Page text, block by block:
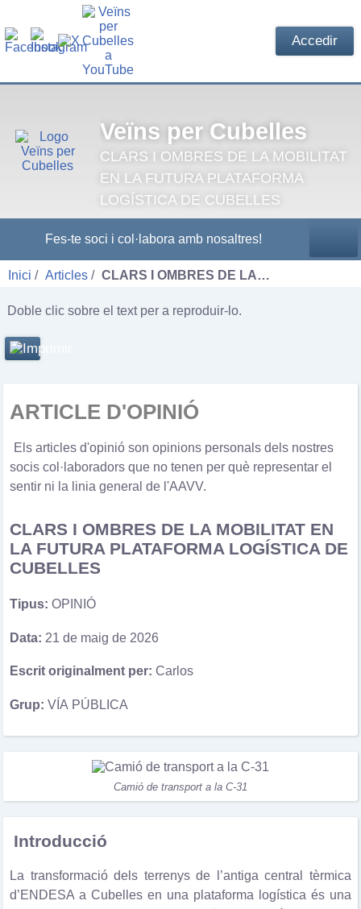
Accedir
Veïns per Cubelles
CLARS I OMBRES DE LA MOBILITAT
EN LA FUTURA PLATAFORMA
LOGÍSTICA DE CUBELLES
Fes-te soci i col·labora amb nosaltres!
Inici Articles CLARS I OMBRES DE LA…
Doble clic sobre el text per a reproduir-lo.
ARTICLE D'OPINIÓ
Els articles d'opinió son opinions personals dels nostres
socis col·laboradors que no tenen per què representar el
sentir ni la linia general de l'AAVV.
CLARS I OMBRES DE LA MOBILITAT EN
LA FUTURA PLATAFORMA LOGÍSTICA DE
CUBELLES
Tipus: OPINIÓ
Data: 21 de maig de 2026
Escrit originalment per: Carlos
Grup: VÍA PÚBLICA
Camió de transport a la C-31
Introducció
La transformació dels terrenys de l’antiga central tèrmica
d’ENDESA a Cubelles en una plataforma logística és una